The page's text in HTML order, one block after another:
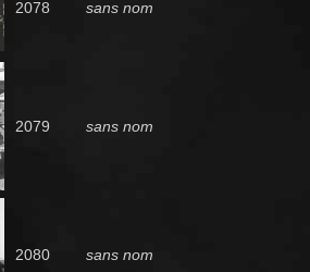
2078 sans nom
2079 sans nom
2080 sans nom